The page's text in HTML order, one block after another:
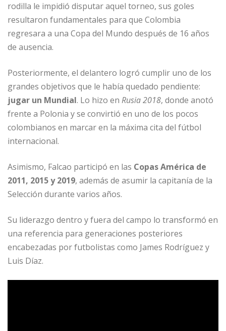
rodilla le impidió disputar aquel torneo, sus goles
resultaron fundamentales para que Colombia
regresara a una Copa del Mundo después de 16 años
de ausencia.
Posteriormente, el delantero logró cumplir uno de los
grandes objetivos que le había quedado pendiente:
jugar un Mundial. Lo hizo en Rusia 2018, donde anotó
frente a Polonia y se convirtió en uno de los pocos
colombianos en marcar en la máxima cita del fútbol
internacional.
Asimismo, Falcao participó en las Copas América de
2011, 2015 y 2019, además de asumir la capitanía de la
Selección durante varios años.
Su liderazgo dentro y fuera del campo lo transformó en
una referencia para generaciones posteriores
encabezadas por futbolistas como James Rodríguez y
Luis Díaz.